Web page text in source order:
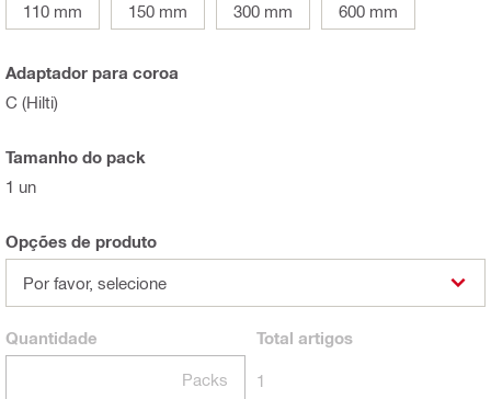
110 mm
150 mm 300 mm 600 mm
Adaptador para coroa
C (Hilti)
Tamanho do pack
1 un
Opções de produto
Por favor, selecione
Quantidade
Packs
Total artigos
1